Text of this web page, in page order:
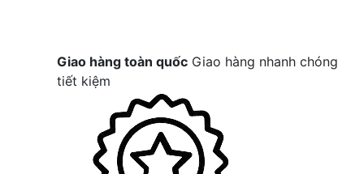
Giao hàng toàn quốc Giao hàng nhanh chóng
tiết kiệm